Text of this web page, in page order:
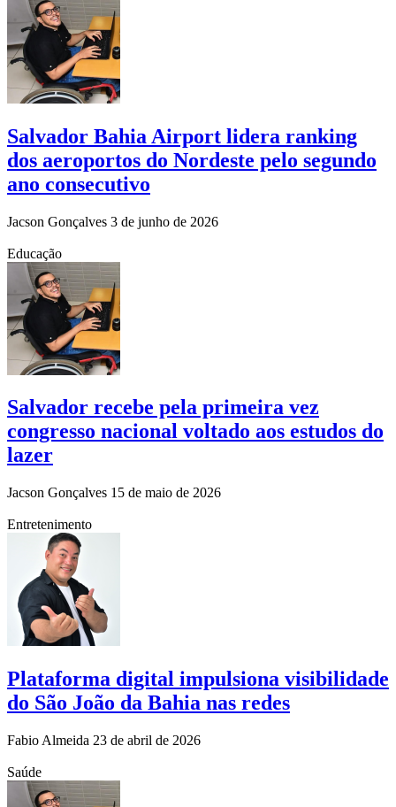
Salvador Bahia Airport lidera ranking
dos aeroportos do Nordeste pelo segundo
ano consecutivo
Jacson Gonçalves 3 de junho de 2026
Educação
Salvador recebe pela primeira vez
congresso nacional voltado aos estudos do
lazer
Jacson Gonçalves 15 de maio de 2026
Entretenimento
Plataforma digital impulsiona visibilidade
do São João da Bahia nas redes
Fabio Almeida 23 de abril de 2026
Saúde